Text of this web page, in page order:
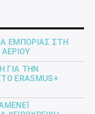
ΕΜΠΟΡΊΑΣ ΣΤΗ
ΓΙΑ ΤΗΝ
ERASMUS+